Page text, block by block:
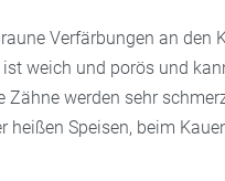
Verfärbungen an den
weich und porös und
werden sehr
Speisen, beim